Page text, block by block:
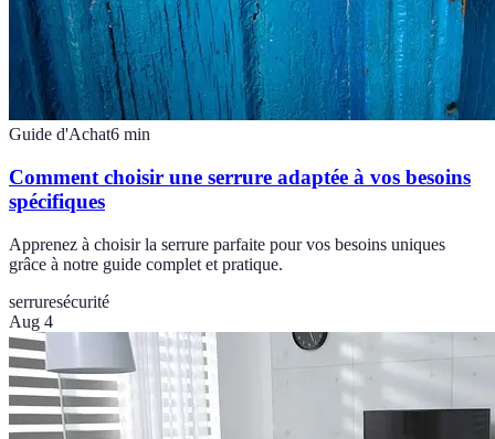
Guide d'Achat6 min
Comment choisir une serrure adaptée à vos besoins
spécifiques
Apprenez à choisir la serrure parfaite pour vos besoins uniques
grâce à notre guide complet et pratique.
serruresécurité
Aug 4